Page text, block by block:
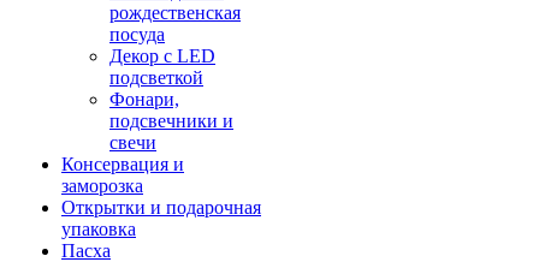
рождественская
посуда
Декор с LED
подсветкой
Фонари,
подсвечники и
свечи
Консервация и
заморозка
Открытки и подарочная
упаковка
Пасха